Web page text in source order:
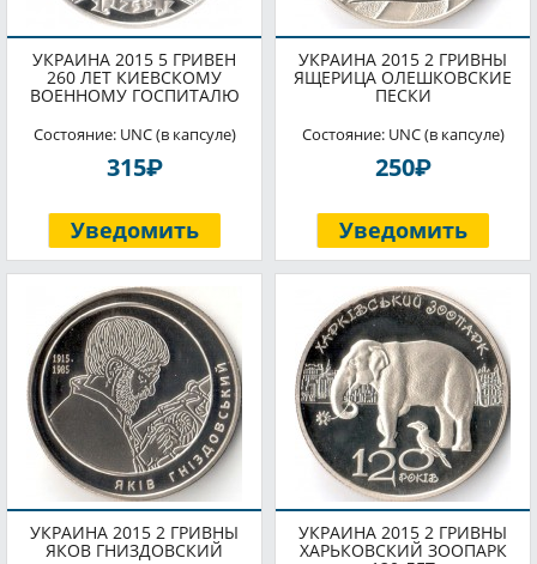
УКРАИНА 2015 5 ГРИВЕН
260 ЛЕТ КИЕВСКОМУ
ВОЕННОМУ ГОСПИТАЛЮ
Состояние: UNC (в капсуле)
315P
Уведомить
УКРАИНА 2015 2 ГРИВНЫ
ЯЩЕРИЦА ОЛЕШКОВСКИЕ
ПЕСКИ
Состояние: UNC (в капсуле)
250P
Уведомить
УКРАИНА 2015 2 ГРИВНЫ
ЯКОВ ГНИЗДОВСКИЙ
УКРАИНА 2015 2 ГРИВНЫ
ХАРЬКОВСКИЙ ЗООПАРК